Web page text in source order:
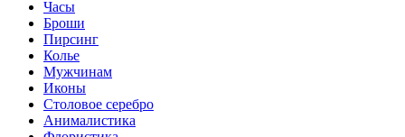
Часы
Броши
Пирсинг
Колье
Мужчинам
Иконы
Столовое серебро
Анималистика